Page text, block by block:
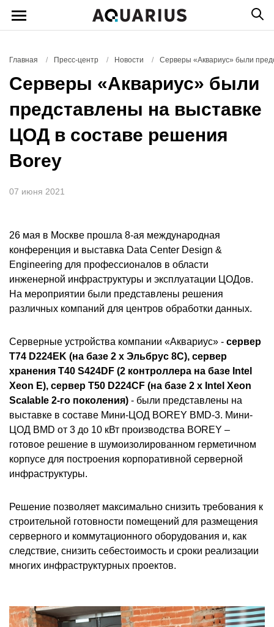
Главная / Пресс-центр / Новости / Серверы «Аквариус» были
Серверы «Аквариус» были
представлены на выставке
ЦОД в составе решения
Borey
07 июня 2021
26 мая в Москве прошла 8-ая международная
конференция и выставка Data Center Design &
Engineering для профессионалов в области
инженерной инфраструктуры и эксплуатации ЦОДов.
На мероприятии были представлены решения
различных компаний для центров обработки данных.
Серверные устройства компании «Аквариус» - сервер
T74 D224EK (на базе 2 x Эльбрус 8С), сервер
хранения T40 S424DF (2 контроллера на базе Intel
Xeon E), сервер T50 D224CF (на базе 2 x Intel Xeon
Scalable 2-го поколения) - были представлены на
выставке в составе Мини-ЦОД BOREY BMD-3. Мини-
ЦОД BMD от 3 до 10 кВт производства BOREY –
готовое решение в шумоизолированном герметичном
корпусе для построения корпоративной серверной
инфраструктуры.
Решение позволяет максимально снизить требования к
строительной готовности помещений для размещения
серверного и коммутационного оборудования и, как
следствие, снизить себестоимость и сроки реализации
многих инфраструктурных проектов.